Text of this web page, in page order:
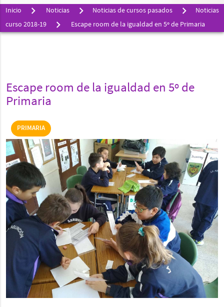
Inicio Noticias Noticias de cursos pasados
Noticias
curso 2018-19
Escape room de la igualdad en 5º de Primaria
Escape room de la igualdad en 5º de
Primaria
PRIMARIA